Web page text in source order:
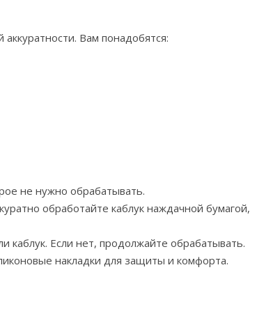
Вам понадобятся:
не нужно обрабатывать.
обработайте каблук наждачной бумагой,
Если нет, продолжайте обрабатывать.
накладки для защиты и комфорта.